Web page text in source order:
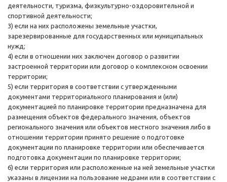
деятельности, туризма, физкультурно-оздоровительной и
спортивной деятельности;
3) если на них расположены земельные участки,
зарезервированные для государственных или муниципальных
нужд;
4) если в отношении них заключен договор о развитии
застроенной территории или договор о комплексном освоении
территории;
5) если территория в соответствии с утвержденными
документами территориального планирования и (или)
документацией по планировке территории предназначена для
размещения объектов федерального значения, объектов
регионального значения или объектов местного значения либо в
отношении территории принято решение о подготовке
документации по планировке территории или обеспечивается
подготовка документации по планировке территории;
6) если территория или расположенные на ней земельные участки
указаны в лицензии на пользование недрами или в соответствии с